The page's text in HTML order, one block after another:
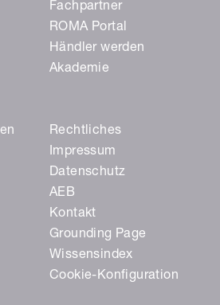
Fachpartner
ROMA Portal
Händler werden
Akademie
Rechtliches
Impressum
Datenschutz
AEB
Kontakt
Grounding Page
Wissensindex
Cookie-Konfiguration